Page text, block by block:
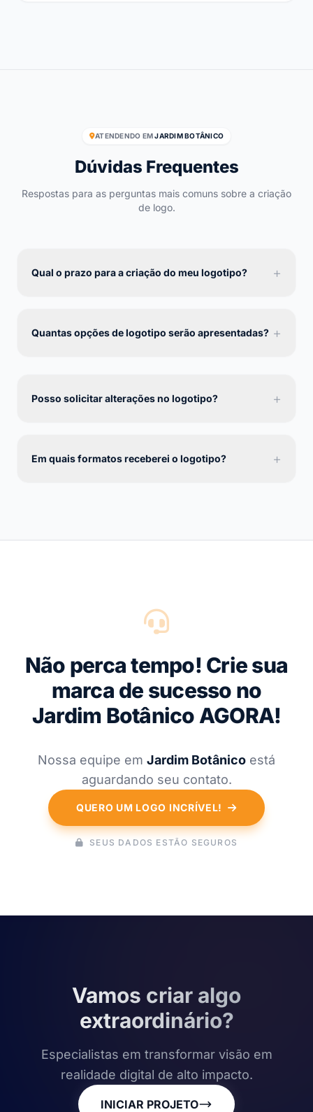
ATENDENDO EMJARDIM BOTÂNICO
Dúvidas Frequentes
Respostas para as perguntas mais comuns sobre a criação
de logo.
Qual o prazo para a criação do meu logotipo? +
Quantas opções de logotipo serão apresentadas? +
Posso solicitar alterações no logotipo? +
Em quais formatos receberei o logotipo? +
Não perca tempo! Crie sua
marca de sucesso no
Jardim Botânico AGORA!
Nossa equipe em Jardim Botânico está
aguardando seu contato.
QUERO UM LOGO INCRÍVEL!
SEUS DADOS ESTÃO SEGUROS
Vamos criar algo
extraordinário?
Especialistas em transformar visão em
realidade digital de alto impacto.
INICIAR PROJETO